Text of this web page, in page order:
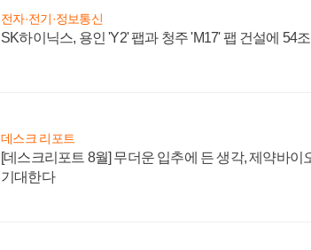
전자·전기·정보통신
SK하이닉스, 용인 'Y2' 팹과 청주 'M17' 팹 건설에 54
데스크 리포트
[데스크리포트 8월] 무더운 입추에 든 생각, 제약바이
기대한다